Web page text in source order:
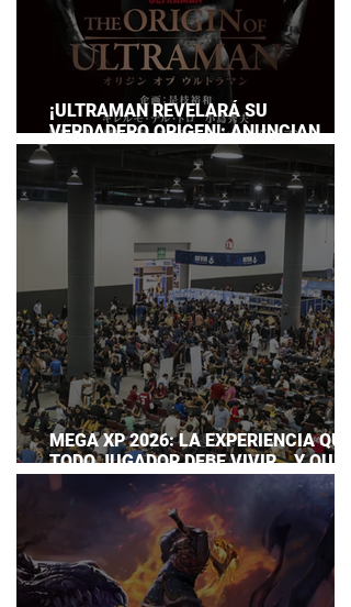
¡ULTRAMAN REVELARÁ SU
VERDADERO ORIGEN!: ANUNCIAN
DOCUMENTAL POR EL 60
ANIVERSARIO DE LA FRANQUICIA
MEGA XP 2026: LA EXPERIENCIA QUE
TODO JUGADOR DEBE VIVIR… Y QUE
AHORA PUEDES DISFRUTAR A TU